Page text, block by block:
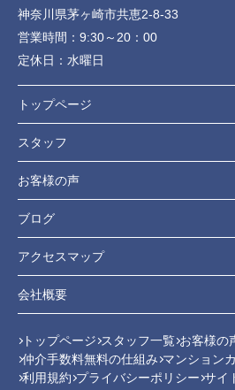
神奈川県茅ヶ崎市共恵2-8-33
営業時間： 9:30～20：00
定休日： 水曜日
トップページ
スタッフ
お客様の声
ブログ
アクセスマップ
会社概要
トップページ スタッフ一覧 お客様の
仲介手数料無料の仕組み マンション
利用規約 プライバシーポリシー サイ